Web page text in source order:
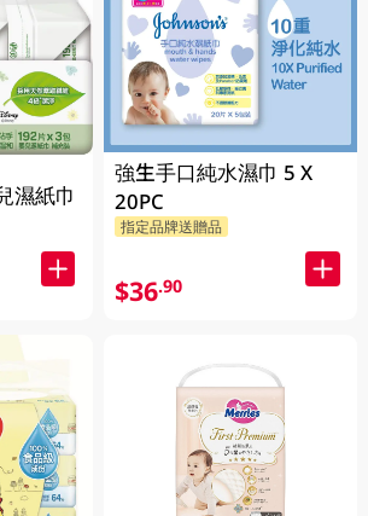
濕紙巾
強生手口純水濕巾 5 X
20PC
指定品牌送贈品
$36.90